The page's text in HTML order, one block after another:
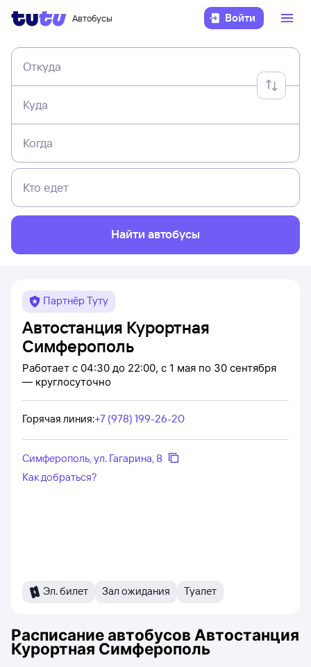
Автобусы Войти
Откуда
Куда
Когда
Кто едет
Найти автобусы
Партнёр Туту
Автостанция Курортная
Симферополь
Работает с 04:30 до 22:00, с 1 мая по 30 сентября
— круглосуточно
Горячая линия:+7 (978) 199-26-20
Симферополь, ул. Гагарина, 8
Как добраться?
Эл. билет Зал ожидания Туалет
Расписание автобусов Автостанция
Курортная Симферополь